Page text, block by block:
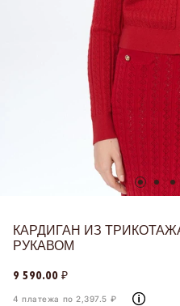
КАРДИГАН ИЗ
РУКАВОМ
9 590.00 ₽
4 платежа по 2,397.5 ₽